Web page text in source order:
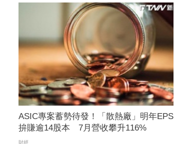
ASIC專案蓄勢待發！「散熱廠」明年EPS
拚賺逾14股本 7月營收攀升116%
財經